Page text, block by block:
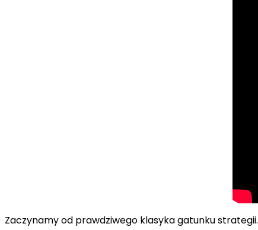
Zaczynamy od prawdziwego klasyka gatunku strategii.